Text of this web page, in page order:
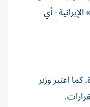
- أي
اعتبر وزير